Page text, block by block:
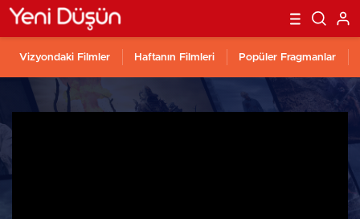
Vizyondaki Filmler Haftanın Filmleri Popüler Fragmanlar